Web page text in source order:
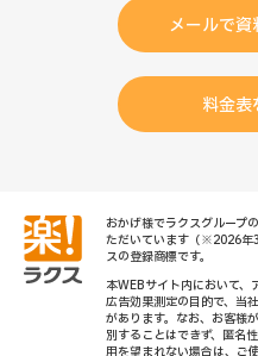
メールで
料金表
おかげ様でラクスグループ
ただいています（※2026年
スの登録商標です。
本WEBサイト内において、
広告効果測定の目的で、当
があります。なお、お客様
別することはできず、匿名
用を望まれない場合は、ご